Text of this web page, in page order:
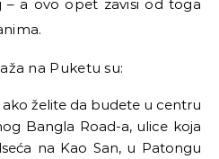
– a ovo opet zavisi od toga
na Puketu su:
želite da budete u centru
Bangla Road-a, ulice koja
na Kao San, u Patongu